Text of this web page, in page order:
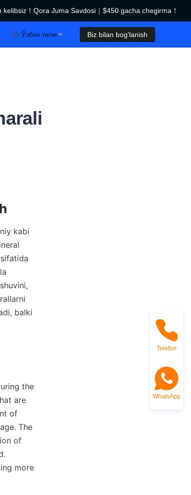
！Qora Juma Savdosi｜$450 gacha chegirma！
｜$450 gacha chegirma！
Ўзбек тили Biz bilan bog'lanish
kabi
balki
the
are
of
The
of
more
Telefon
WhatsApp